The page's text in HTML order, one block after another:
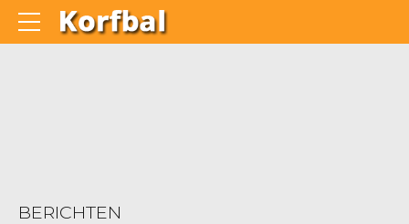
BERICHTEN